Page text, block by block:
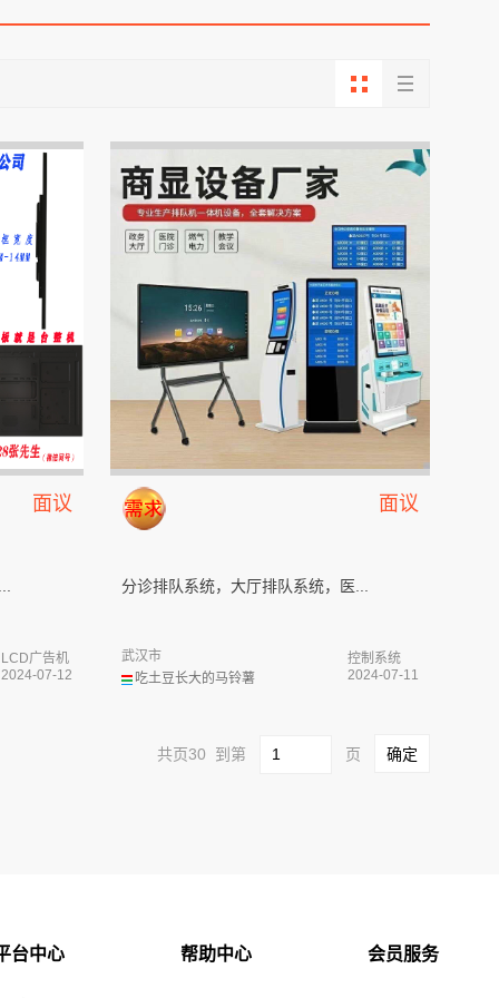
面议
LCD广告机
2024-07-12
面议
分诊排队系统，大厅排队系统，医...
吃土豆长大的马铃薯
武汉市
控制系统
2024-07-11
共页30 到第 页
台中心 帮助中心 会员服务